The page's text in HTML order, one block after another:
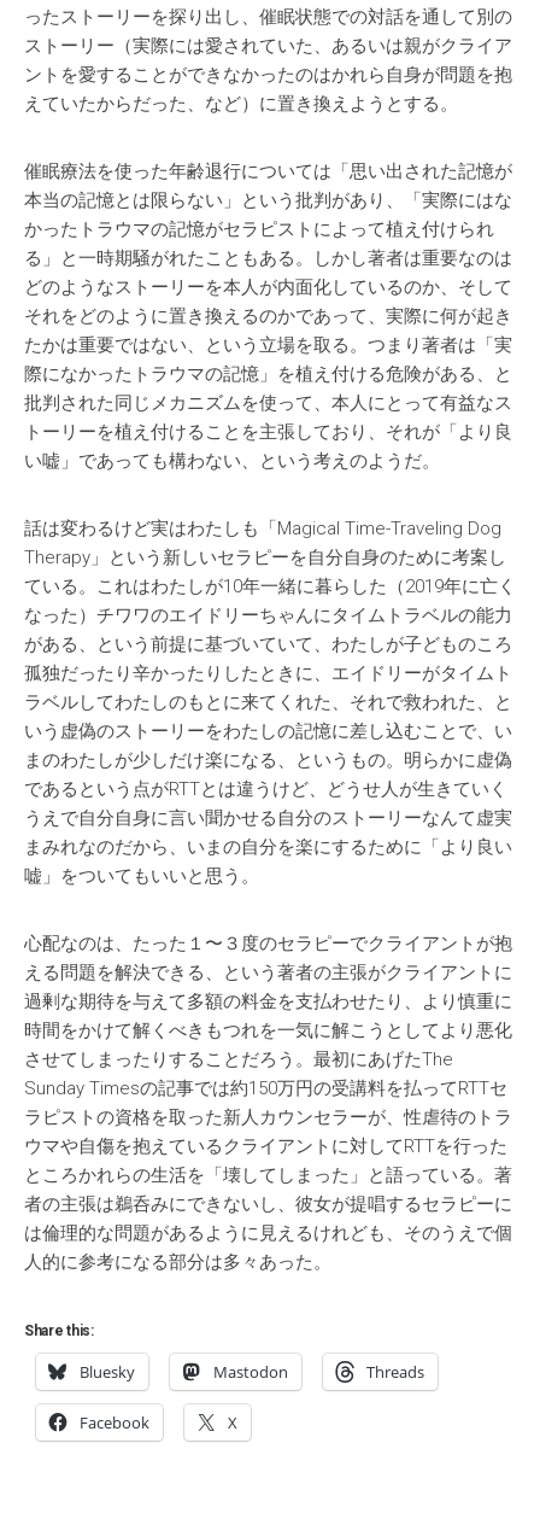
ったストーリーを探り出し、催眠状態での対話を通して別の
ストーリー（実際には愛されていた、あるいは親がクライア
ントを愛することができなかったのはかれら自身が問題を抱
えていたからだった、など）に置き換えようとする。
催眠療法を使った年齢退行については「思い出された記憶が
本当の記憶とは限らない」という批判があり、「実際にはな
かったトラウマの記憶がセラピストによって植え付けられ
る」と一時期騒がれたこともある。しかし著者は重要なのは
どのようなストーリーを本人が内面化しているのか、そして
それをどのように置き換えるのかであって、実際に何が起き
たかは重要ではない、という立場を取る。つまり著者は「実
際になかったトラウマの記憶」を植え付ける危険がある、と
批判された同じメカニズムを使って、本人にとって有益なス
トーリーを植え付けることを主張しており、それが「より良
い嘘」であっても構わない、という考えのようだ。
話は変わるけど実はわたしも「Magical Time-Traveling Dog
Therapy」という新しいセラピーを自分自身のために考案し
ている。これはわたしが10年一緒に暮らした（2019年に亡く
なった）チワワのエイドリーちゃんにタイムトラベルの能力
がある、という前提に基づいていて、わたしが子どものころ
孤独だったり辛かったりしたときに、エイドリーがタイムト
ラベルしてわたしのもとに来てくれた、それで救われた、と
いう虚偽のストーリーをわたしの記憶に差し込むことで、い
まのわたしが少しだけ楽になる、というもの。明らかに虚偽
であるという点がRTTとは違うけど、どうせ人が生きていく
うえで自分自身に言い聞かせる自分のストーリーなんて虚実
まみれなのだから、いまの自分を楽にするために「より良い
嘘」をついてもいいと思う。
心配なのは、たった１〜３度のセラピーでクライアントが抱
える問題を解決できる、という著者の主張がクライアントに
過剰な期待を与えて多額の料金を支払わせたり、より慎重に
時間をかけて解くべきもつれを一気に解こうとしてより悪化
させてしまったりすることだろう。最初にあげたThe
Sunday Timesの記事では約150万円の受講料を払ってRTTセ
ラピストの資格を取った新人カウンセラーが、性虐待のトラ
ウマや自傷を抱えているクライアントに対してRTTを行った
ところかれらの生活を「壊してしまった」と語っている。著
者の主張は鵜呑みにできないし、彼女が提唱するセラピーに
は倫理的な問題があるように見えるけれども、そのうえで個
人的に参考になる部分は多々あった。
Share this:
Bluesky Mastodon Threads
Facebook X